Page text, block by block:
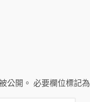
公開。 必要欄位標記為